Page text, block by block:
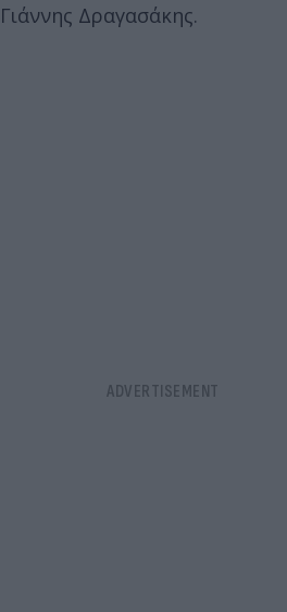
Γιάννης Δραγασάκης.